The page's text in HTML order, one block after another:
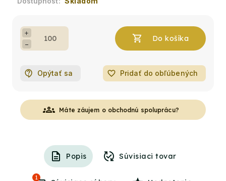
+
−
Opýtať sa favorite_border Pridať do obľúbených
groups Máte záujem o obchodnú spoluprácu?
Popis Súvisiaci tovar
1